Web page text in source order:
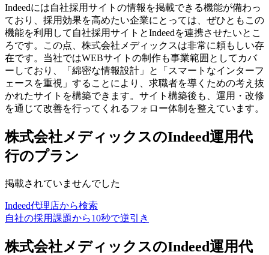
Indeedには自社採用サイトの情報を掲載できる機能が備わっ
ており、採用効果を高めたい企業にとっては、ぜひともこの
機能を利用して自社採用サイトとIndeedを連携させたいとこ
ろです。この点、株式会社メディックスは非常に頼もしい存
在です。当社ではWEBサイトの制作も事業範囲としてカバ
ーしており、「綿密な情報設計」と「スマートなインターフ
ェースを重視」することにより、求職者を導くための考え抜
かれたサイトを構築できます。サイト構築後も、運用・改修
を通じて改善を行ってくれるフォロー体制を整えています。
株式会社メディックスのIndeed運用代
行のプラン
掲載されていませんでした
Indeed代理店から検索
自社の採用課題から10秒で逆引き
株式会社メディックスのIndeed運用代